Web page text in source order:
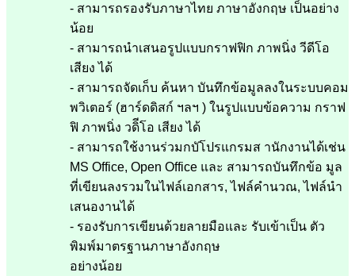
- สามารถรองรับภาษาไทย ภาษาอังกฤษ เป็นอย่าง
น้อย
- สามารถนำเสนอรูปแบบกราฟฟิก ภาพนิ่ง วีดีโอ
เสียง ได้
- สามารถจัดเก็บ ค้นหา บันทึกข้อมูลลงในระบบคอม
พวิเตอร์ (ฮาร์ดดิสก์ ฯลฯ ) ในรูปแบบข้อความ กราฟ
ฟิ ภาพนิ่ง วดิีโอ เสียง ได้
- สามารถใช้งานร่วมกบัโปรแกรมส านักงานได้เช่น
MS Office, Open Office และ สามารถบันทึกข้อ มูล
ที่เขียนลงรวมในไฟล์เอกสาร, ไฟล์คำนวณ, ไฟล์นำ
เสนองานได้
- รองรับการเขียนด้วยลายมือและ รับเข้าเป็น ตัว
พิมพ์มาตรฐานภาษาอังกฤษ
อย่างน้อย